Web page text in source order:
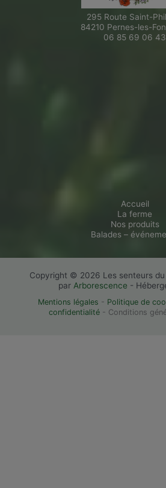
295 Route Saint-
84210 Pernes-les-
06 85 69 06 43
Accueil
La ferme
Nos produits
Balades –
Copyright © 2026 Les senteurs
par Arborescence -
Mentions légales - Politique de
confidentialité - Conditions